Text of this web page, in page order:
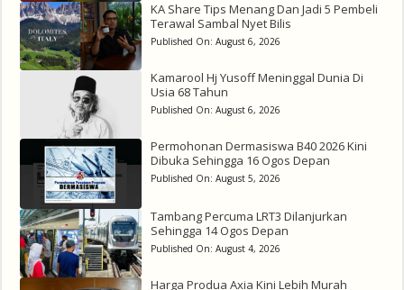
KA Share Tips Menang Dan Jadi 5 Pembeli
Terawal Sambal Nyet Bilis
Published On: August 6, 2026
Kamarool Hj Yusoff Meninggal Dunia Di
Usia 68 Tahun
Published On: August 6, 2026
Permohonan Dermasiswa B40 2026 Kini
Dibuka Sehingga 16 Ogos Depan
Published On: August 5, 2026
Tambang Percuma LRT3 Dilanjurkan
Sehingga 14 Ogos Depan
Published On: August 4, 2026
Harga Produa Axia Kini Lebih Murah